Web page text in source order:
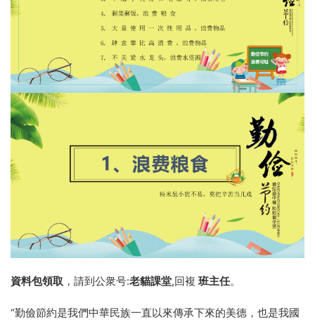
資料包領取 ，請到公衆号:老貓課堂,回複 班主任。
“勤儉節約是我們中華民族一直以來傳承下來的美德，也是我國